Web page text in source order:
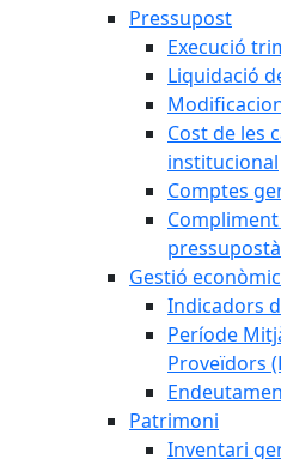
Pressupost
Execució
Liquidació
Cost de les
institucional
Comptes
Gestió
Indicadors
Període
Proveïdors
Patrimoni
Inventari